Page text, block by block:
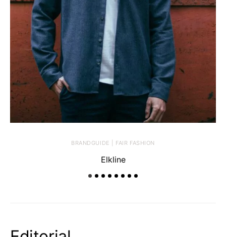
BRANDGUIDE | FAIR FASHION
Elkline